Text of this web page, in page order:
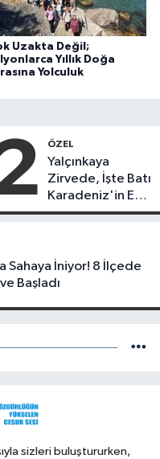
Uzakta Değil;
Yıllık Doğa
Yolculuk
ÖZEL
Yalçınkaya
Zirvede, İşte Batı
Karadeniz'in En
Başarılı Belediye
Sahaya İniyor! 8 İlçede
Başladı
sizleri buluştururken,